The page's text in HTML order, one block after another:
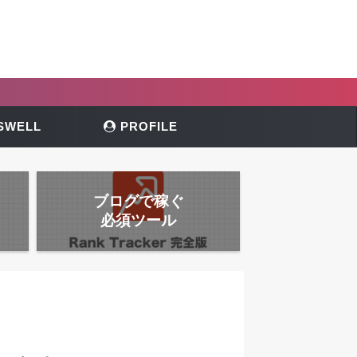
PROFILE
ブログで稼ぐ
必須ツール